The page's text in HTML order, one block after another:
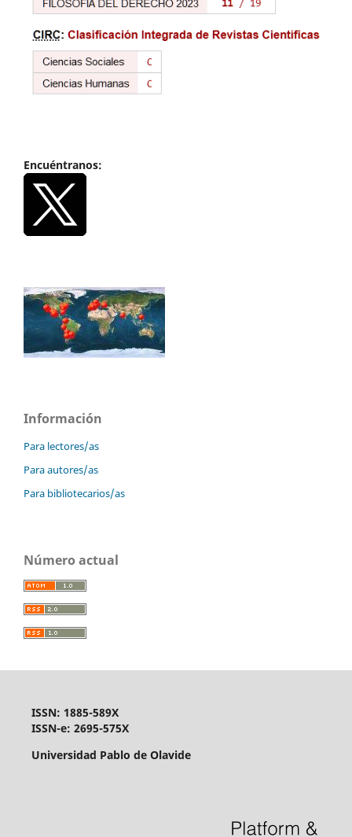
Encuéntranos:
Información
Para lectores/as
Para autores/as
Para bibliotecarios/as
Número actual
ISSN: 1885-589X
ISSN-e: 2695-575X
Universidad Pablo de Olavide